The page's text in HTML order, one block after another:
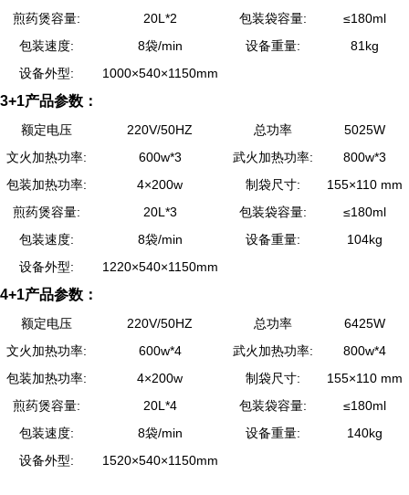
煎药煲容量:
20L*2 包装袋容量:
≤180ml
包装速度:
8袋/min 设备重量:
81kg
设备外型:
1000×540×1150mm
3+1产品参数：
额定电压 220V/50HZ 总功率
5025W
文火加热功率:
600w*3 武火加热功率:
800w*3
包装加热功率:
4×200w 制袋尺寸:
155×110 mm
煎药煲容量:
20L*3 包装袋容量:
≤180ml
包装速度:
8袋/min 设备重量:
104kg
设备外型:
1220×540×1150mm
4+1产品参数：
额定电压 220V/50HZ 总功率
6425W
文火加热功率:
600w*4 武火加热功率:
800w*4
包装加热功率:
4×200w 制袋尺寸:
155×110 mm
煎药煲容量:
20L*4 包装袋容量:
≤180ml
包装速度:
8袋/min 设备重量:
140kg
设备外型:
1520×540×1150mm